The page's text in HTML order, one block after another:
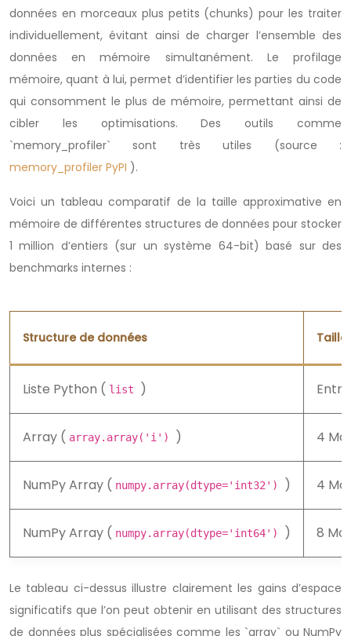
données en morceaux plus petits (chunks) pour les traiter
individuellement, évitant ainsi de charger l’ensemble des
données en mémoire simultanément. Le profilage
mémoire, quant à lui, permet d’identifier les parties du code
qui consomment le plus de mémoire, permettant ainsi de
cibler les optimisations. Des outils comme
`memory_profiler` sont très utiles (source :
memory_profiler PyPI ).
Voici un tableau comparatif de la taille approximative en
mémoire de différentes structures de données pour stocker
1 million d’entiers (sur un système 64-bit) basé sur des
benchmarks internes :
Structure de données
Liste Python ( list )
Array ( array.array('i') ) 4
NumPy Array ( numpy.array(dtype='int32') ) 4
NumPy Array ( numpy.array(dtype='int64') ) 8
Le tableau ci-dessus illustre clairement les gains d’espace
significatifs que l’on peut obtenir en utilisant des structures
de données plus spécialisées comme les `array` ou NumPy